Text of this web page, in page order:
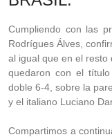
Cumpliendo con las
Rodrígues Álves,
al igual que en el resto
quedaron con el
doble 6-4, sobre la
y el italiano Luciano
Compartimos a